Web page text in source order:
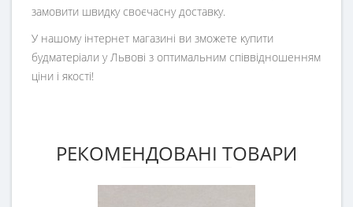
замовити швидку своєчасну доставку.
У нашому інтернет магазині ви зможете купити
будматеріали у Львові з оптимальним співвідношенням
ціни і якості!
РЕКОМЕНДОВАНІ ТОВАРИ